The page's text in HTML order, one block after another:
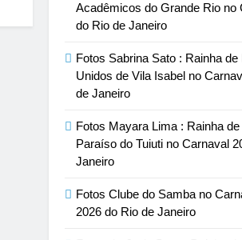
Acadêmicos do Grande Rio no
do Rio de Janeiro
Fotos Sabrina Sato : Rainha de
Unidos de Vila Isabel no
de Janeiro
Fotos Mayara Lima : Rainha
Paraíso do Tuiuti no Carnaval
Janeiro
Fotos Clube do Samba no
2026 do Rio de Janeiro